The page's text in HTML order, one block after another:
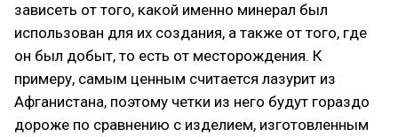
зависеть от того, какой именно минерал был
использован для их создания, а также от того, где
он был добыт, то есть от месторождения. К
примеру, самым ценным считается лазурит из
Афганистана, поэтому четки из него будут гораздо
дороже по сравнению с изделием, изготовленным